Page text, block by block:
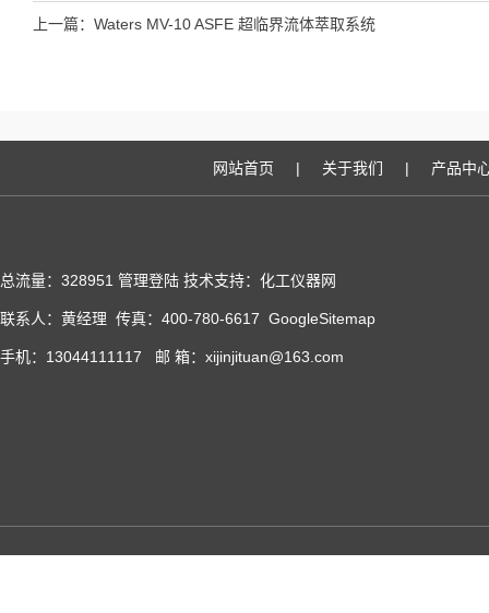
上一篇： Waters MV-10 ASFE 超临界流体萃取系统
网站首页 | 关于我们 | 产品中
总流量：328951 管理登陆 技术支持：化工仪器网
联系人：黄经理 传真：400-780-6617 GoogleSitemap
手机：13044111117 邮 箱：xijinjituan@163.com